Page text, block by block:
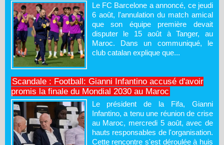
Le FC Barcelone a annoncé, ce jeudi
6 août, l'annulation du match amical
que son équipe première devait
disputer le 15 août à Tanger, au
Maroc. Dans un communiqué, le
club catalan explique que...
Scandale : Football: Gianni Infantino accusé d'avoir
promis la finale du Mondial 2030 au Maroc
Le président de la Fifa, Gianni
Infantino, a tenu une réunion de crise
au Maroc, mercredi 5 août, avec de
hauts responsables de l'organisation.
Cette rencontre s'est déroulée à huis